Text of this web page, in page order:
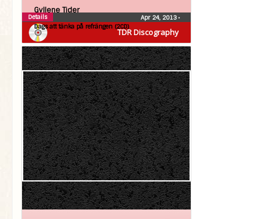
TDR Discography
Gyllene Tider
Dags att tänka på refrängen (2CD)
Apr 24, 2013•
Details